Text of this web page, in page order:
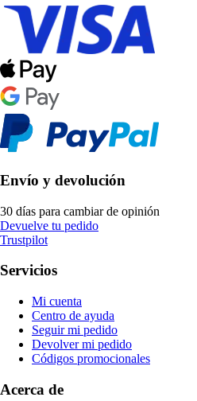
Envío y devolución
30 días para cambiar de opinión
Devuelve tu pedido
Trustpilot
Servicios
Mi cuenta
Centro de ayuda
Seguir mi pedido
Devolver mi pedido
Códigos promocionales
Acerca de